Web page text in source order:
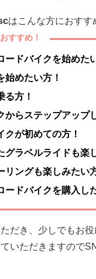
はこんな方におすす
すすめ！
ードバイクを始めた
始めたい方！
る方！
からステップアップ
クが初めての方！
グラベルライドも楽
リングも楽しみたい
ードバイクを購入し
だき、少しでもお
いただきますので